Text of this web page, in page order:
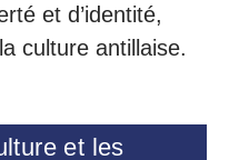
et d’identité,
culture antillaise.
et les